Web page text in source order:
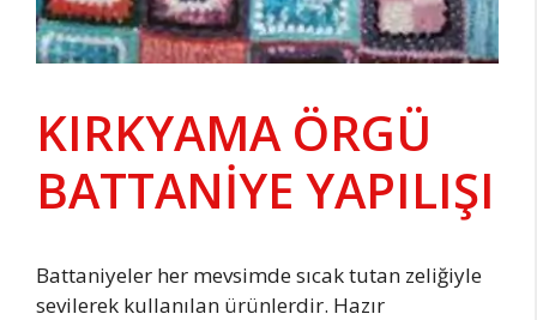
KIRKYAMA ÖRGÜ
BATTANİYE YAPILIŞI
Battaniyeler her mevsimde sıcak tutan zeliğiyle
sevilerek kullanılan ürünlerdir. Hazır